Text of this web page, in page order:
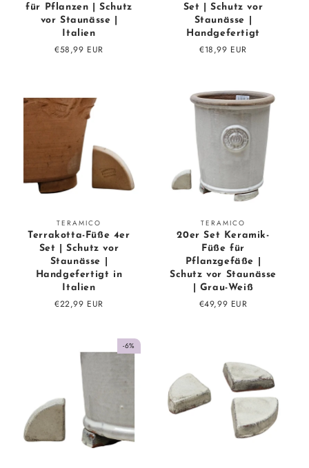
für Pflanzen | Schutz
vor Staunässe |
Italien
Regular
€58,99 EUR
Set | Schutz vor
Staunässe |
Handgefertigt
Regular
€18,99 EUR
Vendor:
TERAMICO
Terrakotta-Füße 4er
Set | Schutz vor
Staunässe |
Handgefertigt in
Italien
Regular
€22,99 EUR
Vendor:
TERAMICO
20er Set Keramik-
Füße für
Pflanzgefäße |
Schutz vor Staunässe
| Grau-Weiß
Regular
€49,99 EUR
-6%